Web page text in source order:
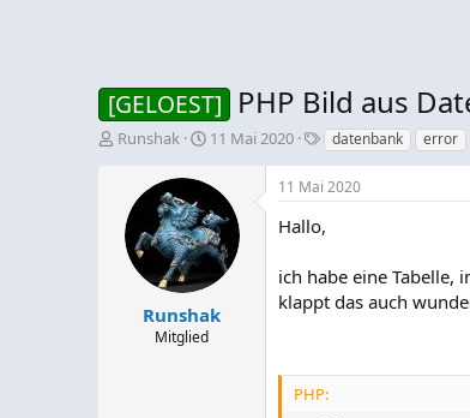
[GELOEST] PHP Bild aus
E
Runshak
E
s
e
l
t
a
11 Mai 2020
S
c
h
l
w
o
r
datenbank error
Runshak
Mitglied
11 Mai 2020
Hallo,
ich habe eine Tabelle,
klappt das auch
PHP: